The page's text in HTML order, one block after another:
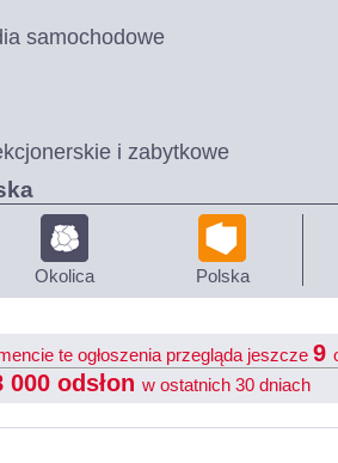
samochodowe
i zabytkowe
Okolica Polska
te ogłoszenia przegląda jeszcze 9
000 odsłon w ostatnich 30 dniach